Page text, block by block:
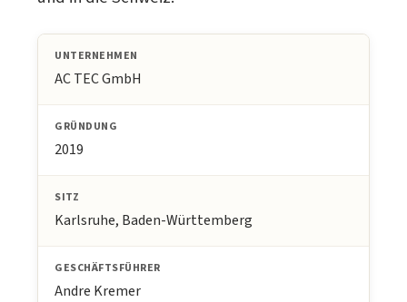
UNTERNEHMEN
AC TEC GmbH
GRÜNDUNG
2019
SITZ
Karlsruhe, Baden-Württemberg
GESCHÄFTSFÜHRER
Andre Kremer